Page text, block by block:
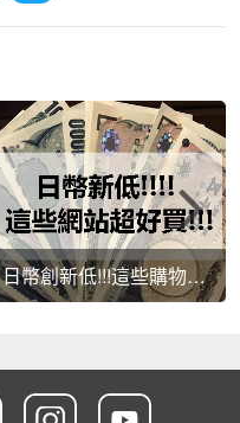
日幣創新低!!!這些購物網